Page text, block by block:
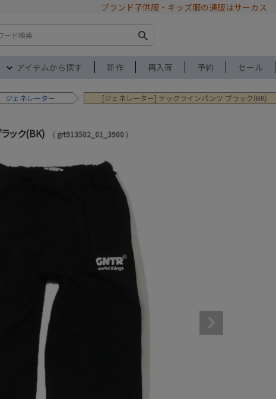
ブランド子供服・キッズ服の通販はサーカス
アイテムから探す 新作 再入荷 予約 セール
ジェネレーター [ジェネレーター] テックラインパンツ ブラック(BK)
ック(BK) grt913502_01_3900